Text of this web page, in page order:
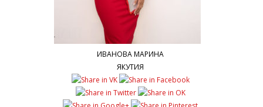
ИВАНОВА МАРИНА
ЯКУТИЯ